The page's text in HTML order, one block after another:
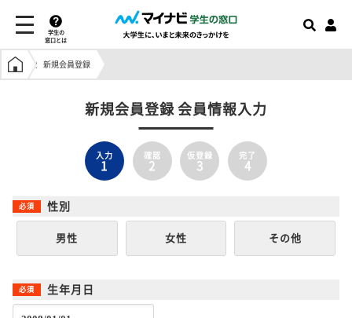
学生の
窓口とは
学生の窓口トップ
新規会員登録
新規会員登録 会員情報入力
入力
1
確認
2
仮登録
3
完了
4
性別
男性 女性 その他
生年月日